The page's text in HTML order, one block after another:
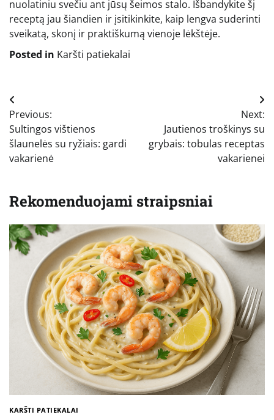
nuolatiniu svečiu ant jūsų šeimos stalo. Išbandykite šį
receptą jau šiandien ir įsitikinkite, kaip lengva suderinti
sveikatą, skonį ir praktiškumą vienoje lėkštėje.
Posted in Karšti patiekalai
Navigacija
tarp
įrašų
Previous:
Sultingos vištienos
šlaunelės su ryžiais: gardi
vakarienė
Next:
Jautienos troškinys su
grybais: tobulas receptas
vakarienei
Rekomenduojami straipsniai
KARŠTI PATIEKALAI